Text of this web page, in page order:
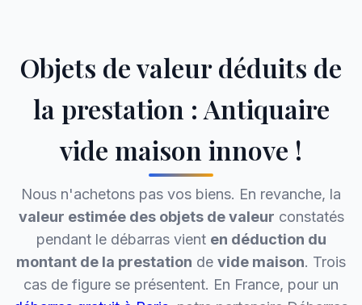
Objets de valeur déduits de
la prestation : Antiquaire
vide maison innove !
Nous n'achetons pas vos biens. En revanche, la
valeur estimée des objets de valeur constatés
pendant le débarras vient en déduction du
montant de la prestation de vide maison. Trois
cas de figure se présentent. En France, pour un